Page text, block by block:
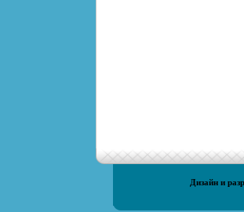
Дизайн и